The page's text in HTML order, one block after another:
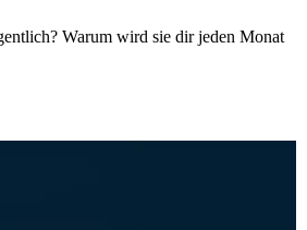
Warum wird sie dir jeden Monat